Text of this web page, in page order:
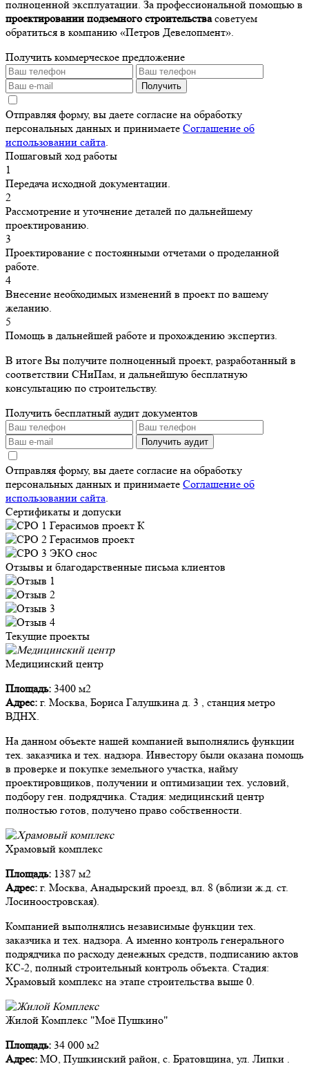
полноценной эксплуатации. За профессиональной помощью в
проектировании подземного строительствасоветуем
обратиться в компанию «Петров Девелопмент».
Получить коммерческое предложение
Получить
Отправляя форму, вы даете согласие на обработку
персональных данных и принимаете Соглашение об
использовании сайта
Пошаговый ход работы
1
Передача исходной документации.
2
Рассмотрение и уточнение деталей по дальнейшему
проектированию.
3
Проектирование с постоянными отчетами о проделанной
работе.
4
Внесение необходимых изменений в проект по вашему
желанию.
5
Помощь в дальнейшей работе и прохождению экспертиз.
В итоге Вы получите полноценный проект, разработанный в
соответствии СНиПам, и дальнейшую бесплатную
консультацию по строительству.
Получить бесплатный аудит документов
Получить аудит
Отправляя форму, вы даете согласие на обработку
персональных данных и принимаете Соглашение об
использовании сайта
Сертификаты и допуски
Отзывы и благодарственные письма клиентов
Текущие проекты
Медицинский центр
Площадь: 3400 м2
Адрес: г. Москва, Бориса Галушкина д. 3 , станция метро
ВДНХ.
На данном объекте нашей компанией выполнялись функции
тех. заказчика и тех. надзора. Инвестору были оказана помощь
в проверке и покупке земельного участка, найму
проектировщиков, получении и оптимизации тех. условий,
подбору ген. подрядчика. Стадия: медицинский центр
полностью готов, получено право собственности.
Храмовый комплекс
Площадь: 1387 м2
Адрес: г. Москва, Анадырский проезд, вл. 8 (вблизи ж.д. ст.
Лосиноостровская).
Компанией выполнялись независимые функции тех.
заказчика и тех. надзора. А именно контроль генерального
подрядчика по расходу денежных средств, подписанию актов
КС-2, полный строительный контроль объекта. Стадия:
Храмовый комплекс на этапе строительства выше 0.
Жилой Комплекс "Моё Пушкино"
Площадь: 34 000 м2
Адрес: МО, Пушкинский район, с. Братовщина, ул. Липки .